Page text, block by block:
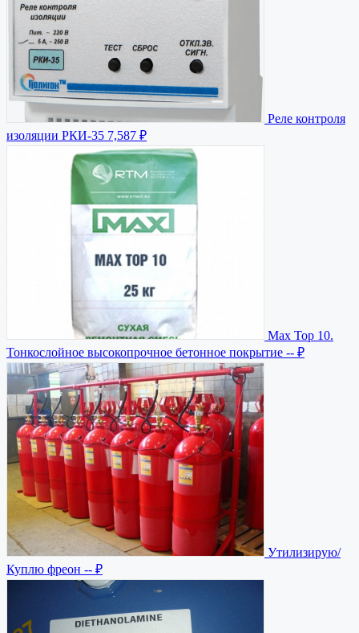
Реле контроля
изоляции РКИ-35 7,587 ₽
Мax Top 10.
Тонкослойное высокопрочное бетонное покрытие -- ₽
Утилизирую/
Куплю фреон -- ₽